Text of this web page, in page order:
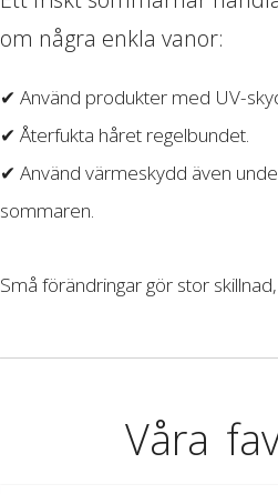
om några enkla vanor:
✔ Använd produkter med UV-
✔ Återfukta håret regelbundet.
✔ Använd värmeskydd även
sommaren.
Små förändringar gör stor
Våra